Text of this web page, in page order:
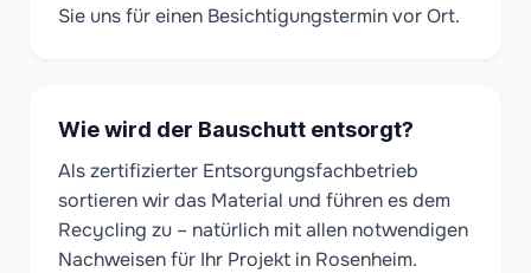
Sie uns für einen Besichtigungstermin vor Ort.
Wie wird der Bauschutt entsorgt?
Als zertifizierter Entsorgungsfachbetrieb
sortieren wir das Material und führen es dem
Recycling zu – natürlich mit allen notwendigen
Nachweisen für Ihr Projekt in Rosenheim.